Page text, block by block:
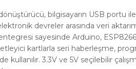
bilgisayarın USB portu
devreler arasında veri
sayesinde Arduino,
kartlarla seri haberleşme,
kullanılır. 3.3V ve 5V seçilebilir